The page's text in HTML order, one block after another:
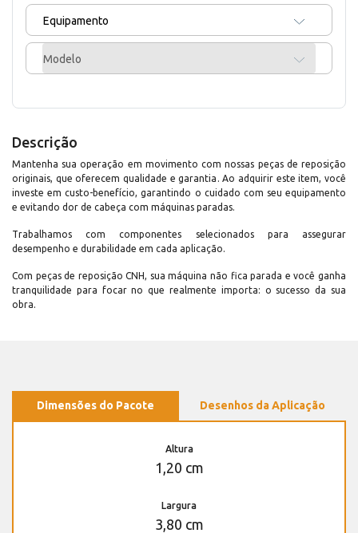
Equipamento
Modelo
Descrição
Mantenha sua operação em movimento com nossas peças de reposição
originais, que oferecem qualidade e garantia. Ao adquirir este item, você
investe em custo-benefício, garantindo o cuidado com seu equipamento
e evitando dor de cabeça com máquinas paradas.
Trabalhamos com componentes selecionados para assegurar
desempenho e durabilidade em cada aplicação.
Com peças de reposição CNH, sua máquina não fica parada e você ganha
tranquilidade para focar no que realmente importa: o sucesso da sua
obra.
Dimensões do Pacote Desenhos da Aplicação
Altura
1,20 cm
Largura
3,80 cm